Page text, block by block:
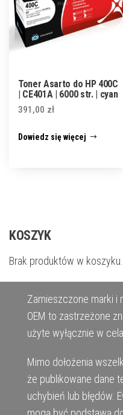
Toner Asarto do HP 400C
| CE401A | 6000 str. | cyan
391,00 zł
Dowiedz się więcej
KOSZYK
Brak produktów w koszyku.
Zamieszczone marki i
OEM to zastrzeżone
użyte wyłącznie w
Mimo dołożenia
że publikowane dane
uchybień lub błędów.